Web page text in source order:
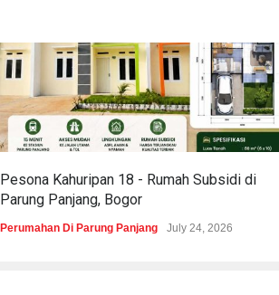
Pesona Kahuripan 18 - Rumah Subsidi di
Parung Panjang, Bogor
Perumahan Di Parung Panjang July 24, 2026